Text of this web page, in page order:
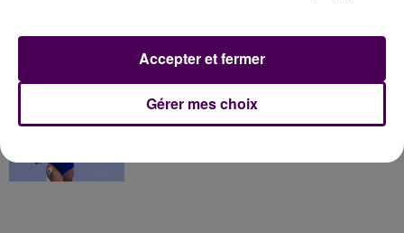
Kids !
9h25
Athlétisme : quatre représentants du Centre-Val
Gérer mes choix
Accepter et fermer